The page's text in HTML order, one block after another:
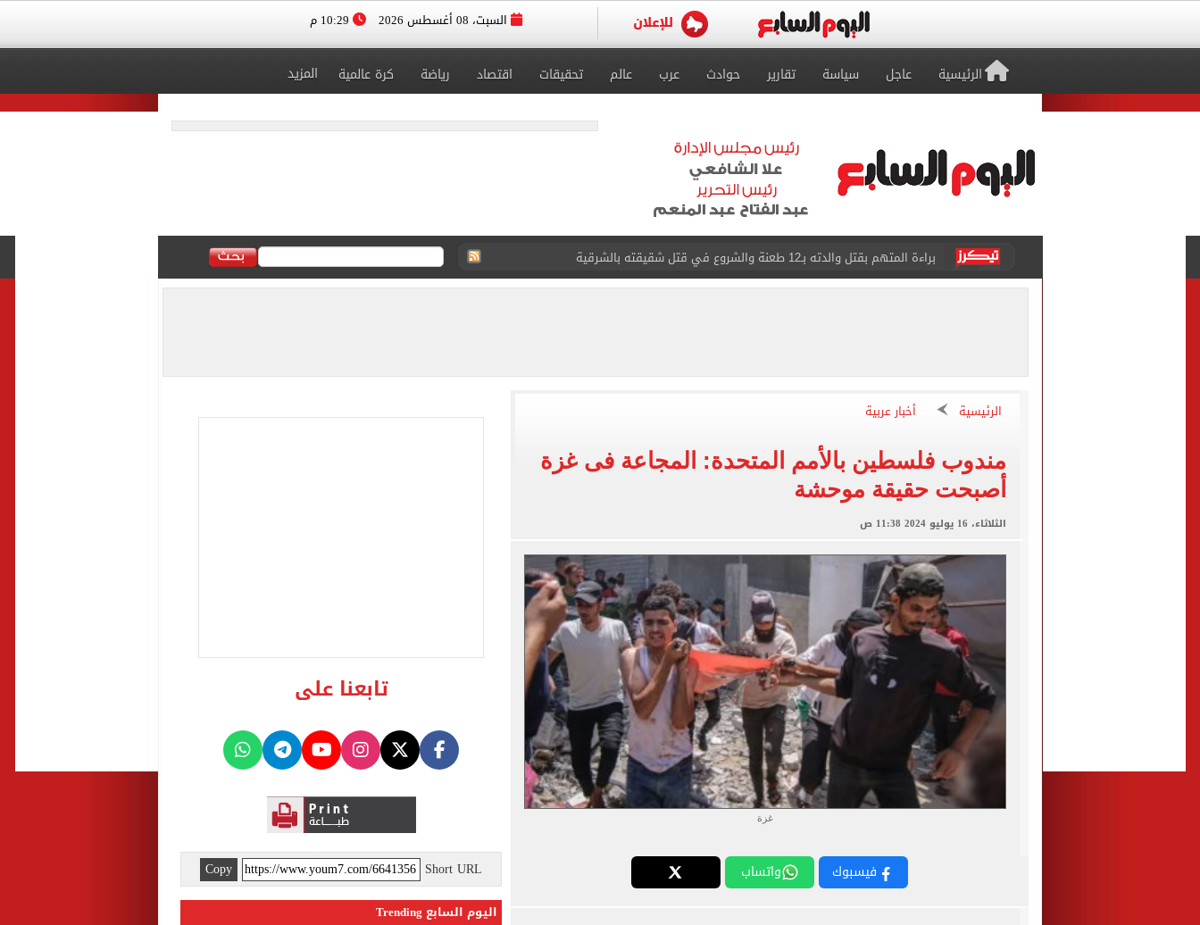
السبت، 08 أغسطس 2026
الرئيسية عاجل سياسة تقارير حوادث عرب عالم تحقيقات اقتصاد رياضة كرة عالمية المزيد
بيتسو موسيماني مديرا فنيا لمنتخب جنوب أفريقيا
كل شيء يبدأ من العقل.. رسالة غامضة من عبد الله السعيد بعد غيابه عن الزمالك
تقارير: الأهلى يضع اللمسات الأخيرة على صفقة جوردان مينديز
عبد الله السعيد يواصل الغياب عن معسكر الزمالك بالعاصمة الجديدة
شيكو بانزا يخطر الزمالك بالعودة إلى القاهرة 15 أغسطس
رسميا.. اتحاد الكرة يعلن استضافة مصر بطولة أمم أفريقيا تحت 23 سنة
الرئيسية أخبار عربية
مندوب فلسطين بالأمم المتحدة: المجاعة فى غزة
أصبحت حقيقة موحشة
الثلاثاء، 16 يوليو 2024 11:38 ص
غزة
فيسبوك واتساب
تابعنا على
Short URL
Copy
اليوم السابع Trending